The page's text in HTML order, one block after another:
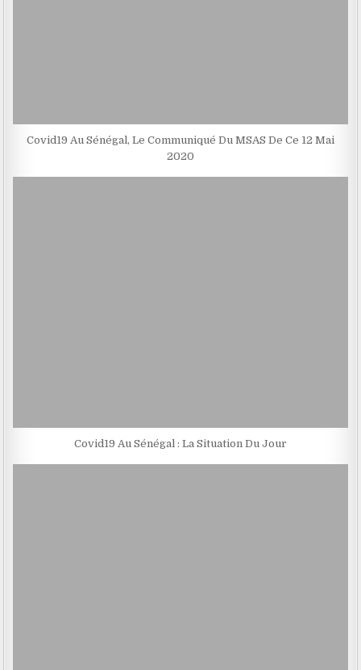
Covid19 Au Sénégal, Le Communiqué Du MSAS De Ce 12 Mai
2020
Covid19 Au Sénégal : La Situation Du Jour